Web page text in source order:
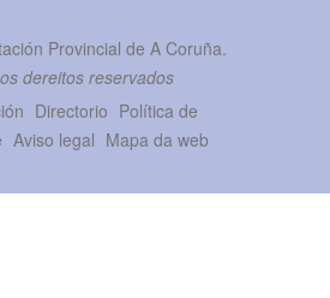
Provincial de A Coruña.
dereitos reservados
Directorio Política de
Aviso legal Mapa da web